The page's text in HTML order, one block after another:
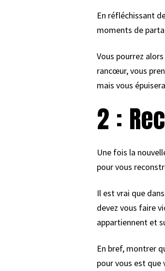
En réfléchissant
moments de
Vous pourrez
rancœur, vous
mais vous
2 :
Une fois la
pour vous
Il est vrai que
devez vous faire
appartiennent et
En bref, montrer
pour vous est que